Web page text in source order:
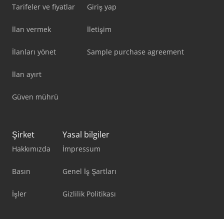
Tarifeler ve fiyatlar
İlan vermek
İlanları yönet
İlan ayırt
Güven mührü
Giriş yap
İletişim
Sample purchase agreement
Şirket
Hakkımızda
Basın
İşler
Yasal bilgiler
İmpressum
Genel İş Şartları
Gizlilik Politikası